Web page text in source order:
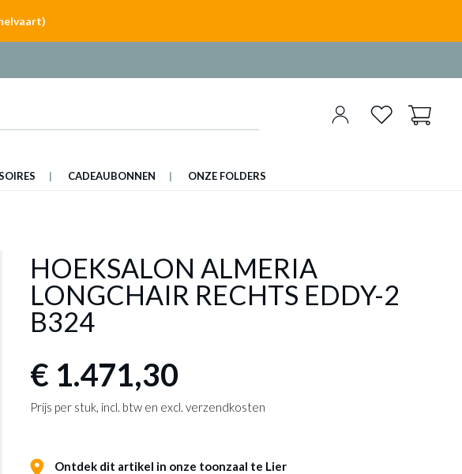
CADEAUBONNEN ONZE FOLDERS
HOEKSALON ALMERIA
LONGCHAIR RECHTS EDDY-2
B324
€ 1.471,30
Prijs per stuk, incl. btw en excl. verzendkosten
Ontdek dit artikel in onze toonzaal te Lier